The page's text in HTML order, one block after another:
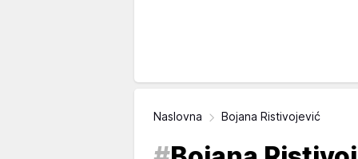
Naslovna Bojana Ristivojević